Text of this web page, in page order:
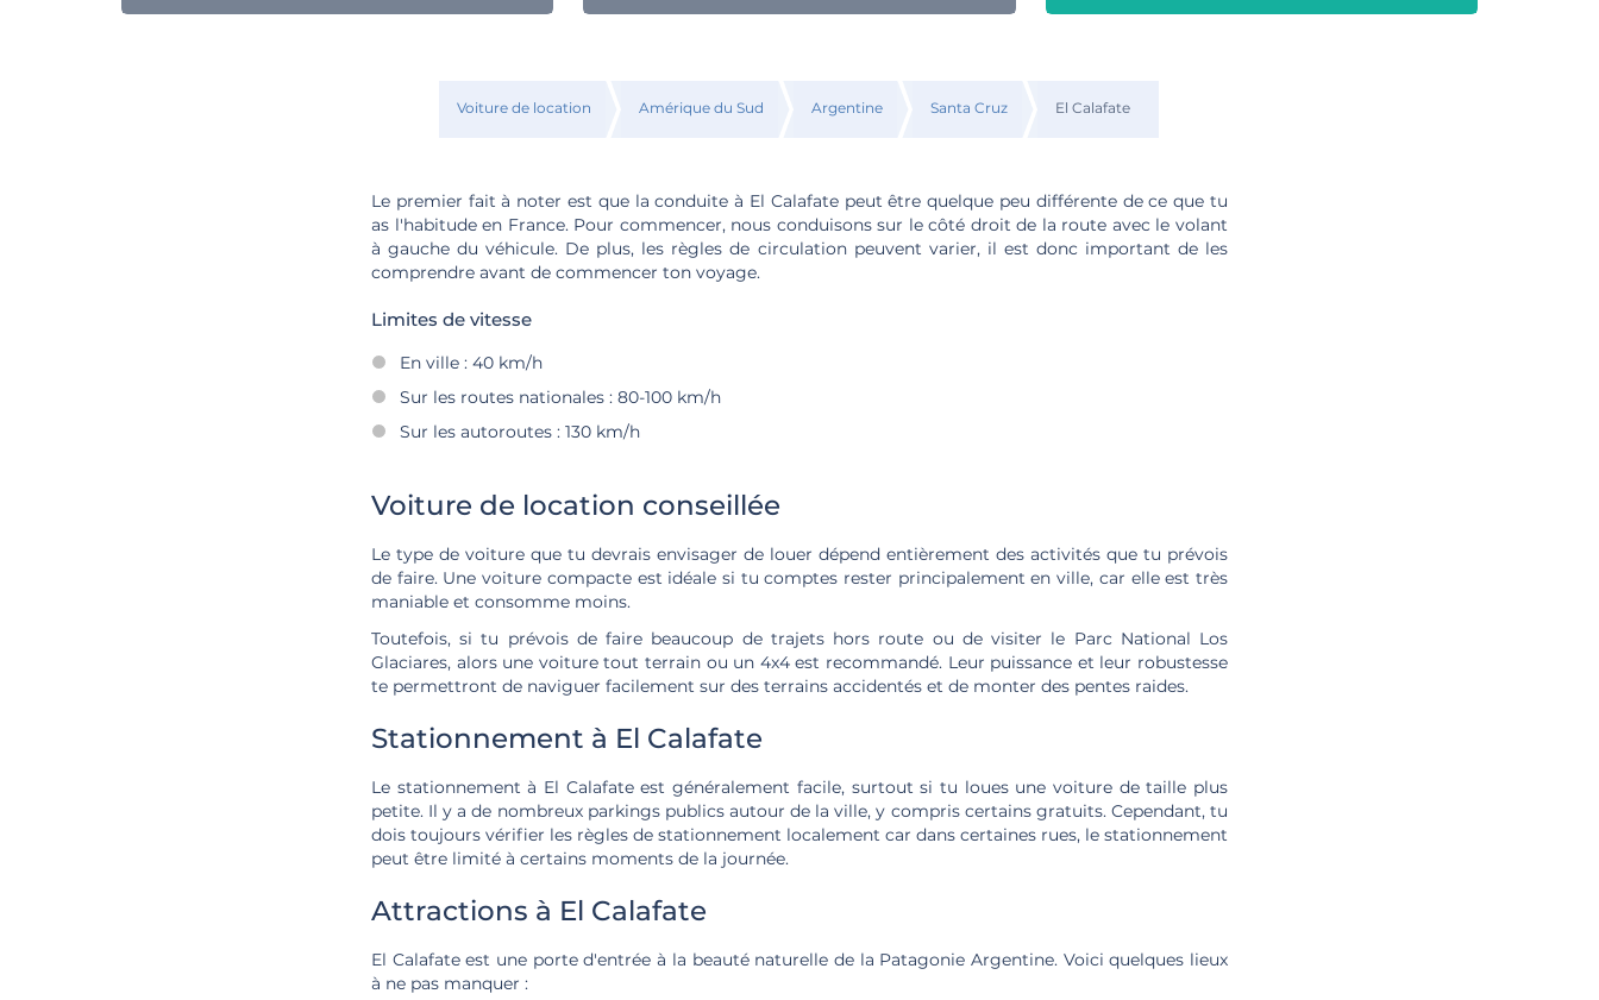
Voiture de location Amérique du Sud Argentine Santa Cruz El Calafate
Le premier fait à noter est que la conduite à El Calafate peut être quelque peu différente de ce que tu
as l'habitude en France. Pour commencer, nous conduisons sur le côté droit de la route avec le volant
à gauche du véhicule. De plus, les règles de circulation peuvent varier, il est donc important de les
comprendre avant de commencer ton voyage.
Limites de vitesse
En ville : 40 km/h
Sur les routes nationales : 80-100 km/h
Sur les autoroutes : 130 km/h
Voiture de location conseillée
Le type de voiture que tu devrais envisager de louer dépend entièrement des activités que tu prévois
de faire. Une voiture compacte est idéale si tu comptes rester principalement en ville, car elle est très
maniable et consomme moins.
Toutefois, si tu prévois de faire beaucoup de trajets hors route ou de visiter le Parc National Los
Glaciares, alors une voiture tout terrain ou un 4x4 est recommandé. Leur puissance et leur robustesse
te permettront de naviguer facilement sur des terrains accidentés et de monter des pentes raides.
Stationnement à El Calafate
Le stationnement à El Calafate est généralement facile, surtout si tu loues une voiture de taille plus
petite. Il y a de nombreux parkings publics autour de la ville, y compris certains gratuits. Cependant, tu
dois toujours vérifier les règles de stationnement localement car dans certaines rues, le stationnement
peut être limité à certains moments de la journée.
Attractions à El Calafate
El Calafate est une porte d'entrée à la beauté naturelle de la Patagonie Argentine. Voici quelques lieux
à ne pas manquer :